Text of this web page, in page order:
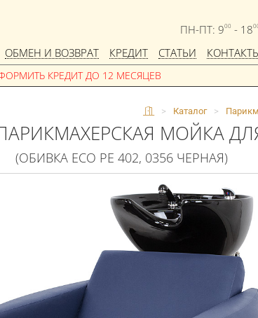
ПН-ПТ: 900 - 18
ОБМЕН И ВОЗВРАТ КРЕДИТ СТАТЬИ
> Каталог >
МОЙКА
(ОБИВКА ECO PE 402, 0356 ЧЕРНАЯ)